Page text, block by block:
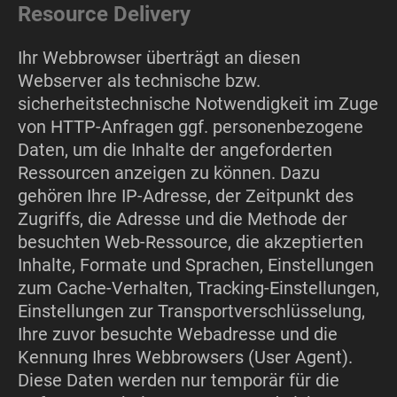
Resource Delivery
Ihr Webbrowser überträgt an diesen
Webserver als technische bzw.
sicherheitstechnische Notwendigkeit im Zuge
von HTTP-Anfragen ggf. personenbezogene
Daten, um die Inhalte der angeforderten
Ressourcen anzeigen zu können. Dazu
gehören Ihre IP-Adresse, der Zeitpunkt des
Zugriffs, die Adresse und die Methode der
besuchten Web-Ressource, die akzeptierten
Inhalte, Formate und Sprachen, Einstellungen
zum Cache-Verhalten, Tracking-Einstellungen,
Einstellungen zur Transportverschlüsselung,
Ihre zuvor besuchte Webadresse und die
Kennung Ihres Webbrowsers (User Agent).
Diese Daten werden nur temporär für die